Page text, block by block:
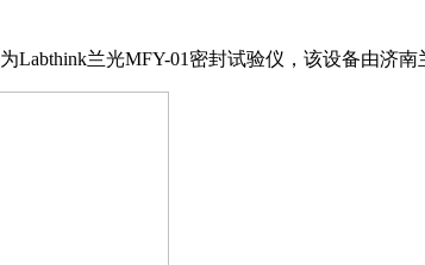
兰光MFY-01密封试验仪，该设备由济南